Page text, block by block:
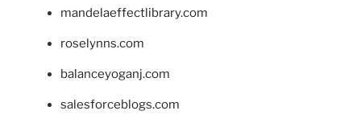
mandelaeffectlibrary.com
roselynns.com
balanceyoganj.com
salesforceblogs.com